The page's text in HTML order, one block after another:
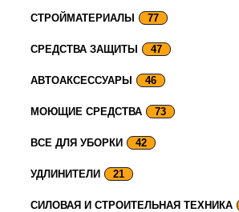
СТРОЙМАТЕРИАЛЫ 77
СРЕДСТВА ЗАЩИТЫ 47
АВТОАКСЕССУАРЫ 46
МОЮЩИЕ СРЕДСТВА 73
ВСЕ ДЛЯ УБОРКИ 42
УДЛИНИТЕЛИ 21
СИЛОВАЯ И СТРОИТЕЛЬНАЯ ТЕХНИКА